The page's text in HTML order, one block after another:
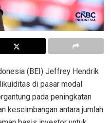
(BEI) Jeffrey Hendrik
di pasar modal
pada peningkatan
keseimbangan antara jumlah